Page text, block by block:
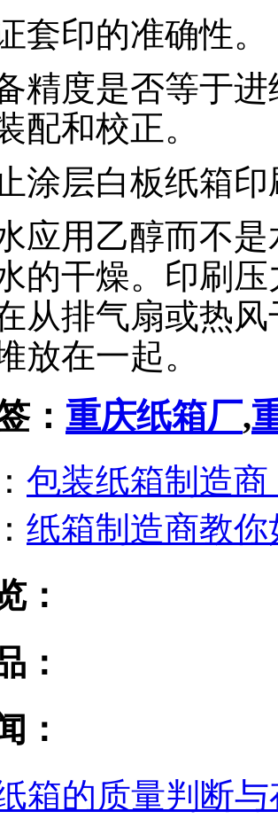
印的准确性。
度是否等于进
配和校正。
层白板纸箱印
用乙醇而不是
的干燥。印刷
从排气扇或热
放在一起。
： 重庆纸箱厂,
包装纸箱制造
纸箱制造商教
：
：
：
箱的质量判断